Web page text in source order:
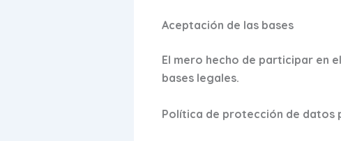
Aceptación de las bases
El mero hecho de participar en
bases legales.
Política de protección de datos